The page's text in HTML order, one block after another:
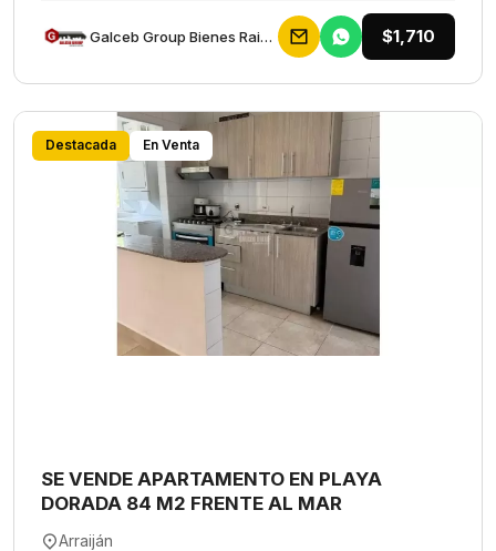
Galceb Group Bienes Raices $1,710
Destacada En Venta
SE VENDE APARTAMENTO EN PLAYA
DORADA 84 M2 FRENTE AL MAR
Arraiján